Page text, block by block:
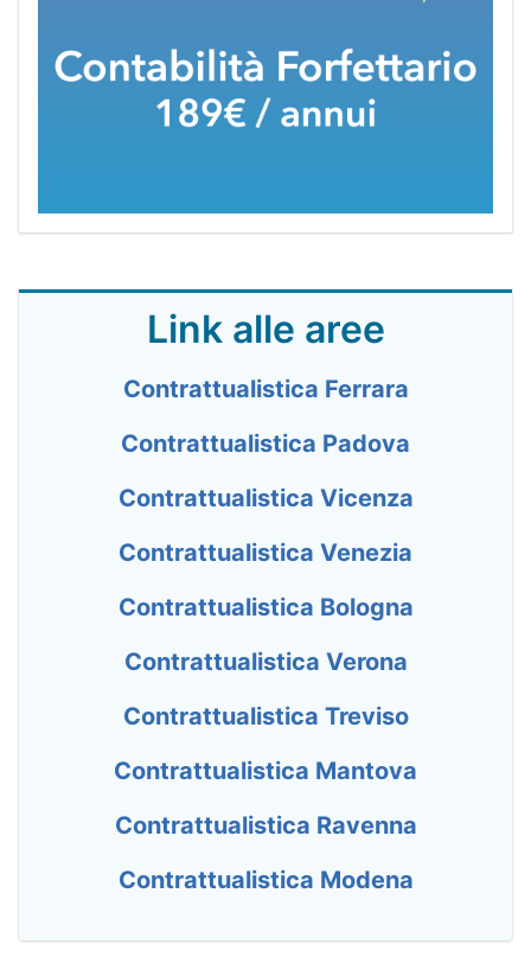
Link alle aree
Contrattualistica Ferrara
Contrattualistica Padova
Contrattualistica Vicenza
Contrattualistica Venezia
Contrattualistica Bologna
Contrattualistica Verona
Contrattualistica Treviso
Contrattualistica Mantova
Contrattualistica Ravenna
Contrattualistica Modena